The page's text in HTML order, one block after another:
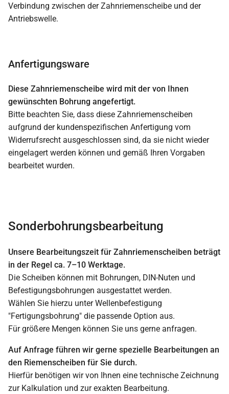
Verbindung zwischen der Zahnriemenscheibe und der
Antriebswelle.
Anfertigungsware
Diese Zahnriemenscheibe wird mit der von Ihnen
gewünschten Bohrung angefertigt.
Bitte beachten Sie, dass diese Zahnriemenscheiben
aufgrund der kundenspezifischen Anfertigung vom
Widerrufsrecht ausgeschlossen sind, da sie nicht wieder
eingelagert werden können und gemäß Ihren Vorgaben
bearbeitet wurden.
Sonderbohrungsbearbeitung
Unsere Bearbeitungszeit für Zahnriemenscheiben beträgt
in der Regel ca. 7–10 Werktage.
Die Scheiben können mit Bohrungen, DIN-Nuten und
Befestigungsbohrungen ausgestattet werden.
Wählen Sie hierzu unter Wellenbefestigung
"Fertigungsbohrung" die passende Option aus.
Für größere Mengen können Sie uns gerne anfragen.
Auf Anfrage führen wir gerne spezielle Bearbeitungen an
den Riemenscheiben für Sie durch.
Hierfür benötigen wir von Ihnen eine technische Zeichnung
zur Kalkulation und zur exakten Bearbeitung.